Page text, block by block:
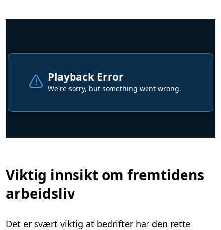
Viktig innsikt om fremtidens
arbeidsliv
Det er svært viktig at bedrifter har den rette